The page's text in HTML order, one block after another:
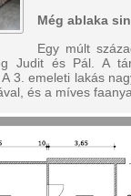
Még ablaka
Egy múlt
Judit és Pál. A
3. emeleti lakás
és a míves